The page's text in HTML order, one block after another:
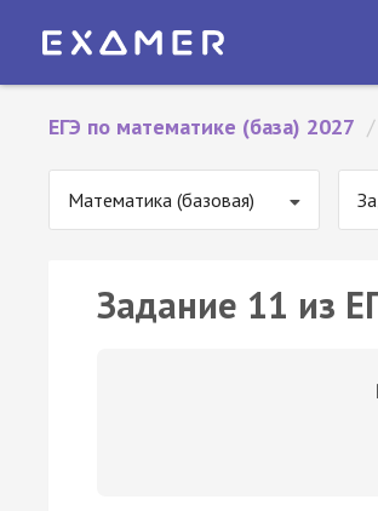
ЕГЭ по математике (база) 2027 /
Математика (базовая)
Задание 11 из